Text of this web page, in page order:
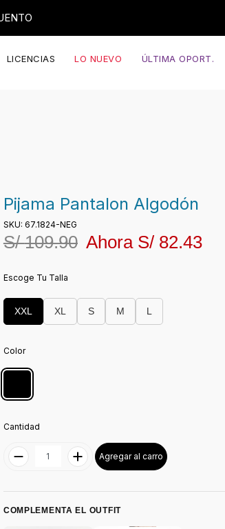
LICENCIAS LO NUEVO ÚLTIMA OPORT.
Pijama Pantalon Algodón
SKU: 67.1824-NEG
S/109.90 Ahora S/ 82.43
Escoge Tu Talla
XXL XL S M L
Color
Cantidad
Agregar al carro
COMPLEMENTA EL OUTFIT